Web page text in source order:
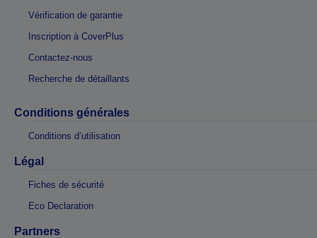
Vérification de garantie
Inscription à CoverPlus
Contactez-nous
Recherche de détaillants
Conditions générales
Conditions d’utilisation
Légal
Fiches de sécurité
Eco Declaration
Partners